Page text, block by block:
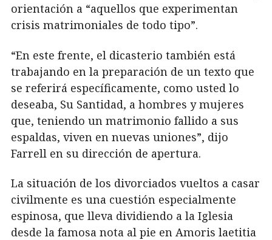
orientación a “aquellos que experimentan
crisis matrimoniales de todo tipo”.
“En este frente, el dicasterio también está
trabajando en la preparación de un texto que
se referirá específicamente, como usted lo
deseaba, Su Santidad, a hombres y mujeres
que, teniendo un matrimonio fallido a sus
espaldas, viven en nuevas uniones”, dijo
Farrell en su dirección de apertura.
La situación de los divorciados vueltos a casar
civilmente es una cuestión especialmente
espinosa, que lleva dividiendo a la Iglesia
desde la famosa nota al pie en Amoris laetitia